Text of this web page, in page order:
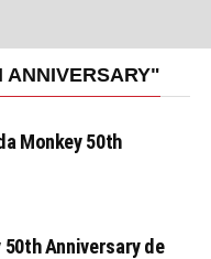
ANNIVERSARY"
Monkey 50th
50th Anniversary de